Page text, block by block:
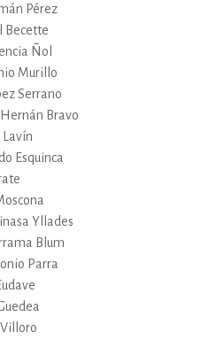
Pérez
Becette
Ñol
Murillo
Serrano
Hernán Bravo
Esquinca
Yllades
Blum
Parra